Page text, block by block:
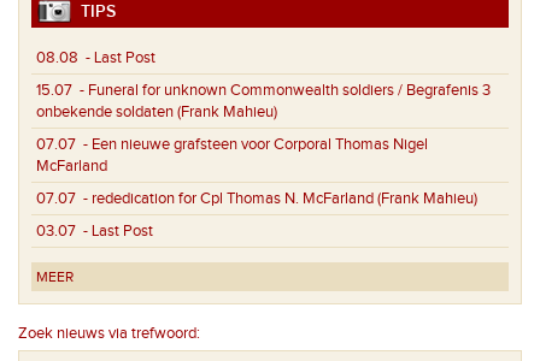
TIPS
08.08 - Last Post
15.07 - Funeral for unknown Commonwealth soldiers / Begrafenis 3
onbekende soldaten (Frank Mahieu)
07.07 - Een nieuwe grafsteen voor Corporal Thomas Nigel
McFarland
07.07 - rededication for Cpl Thomas N. McFarland (Frank Mahieu)
03.07 - Last Post
MEER
Zoek nieuws via trefwoord: